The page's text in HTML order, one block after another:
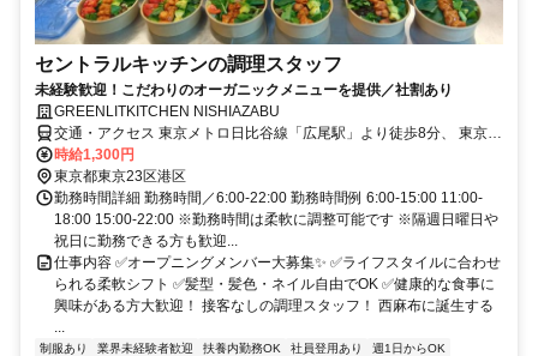
セントラルキッチンの調理スタッフ
未経験歓迎！こだわりのオーガニックメニューを提供／社割あり
GREENLITKITCHEN NISHIAZABU
交通・アクセス 東京メトロ日比谷線「広尾駅」より徒歩8分、 東京メ
トロ大江戸線「六本木駅」より徒歩12分 都バス「西麻布」バス停よ
り徒歩2分
時給1,300円
東京都東京23区港区
勤務時間詳細 勤務時間／6:00-22:00 勤務時間例 6:00-15:00 11:00-
18:00 15:00-22:00 ※勤務時間は柔軟に調整可能です ※隔週日曜日や
祝日に勤務できる方も歓迎...
仕事内容 ✅オープニングメンバー大募集✨ ✅ライフスタイルに合わせ
られる柔軟シフト ✅髪型・髪色・ネイル自由でOK ✅健康的な食事に
興味がある方大歓迎！ 接客なしの調理スタッフ！ 西麻布に誕生する
...
制服あり 業界未経験者歓迎 扶養内勤務OK 社員登用あり
週1日からOK